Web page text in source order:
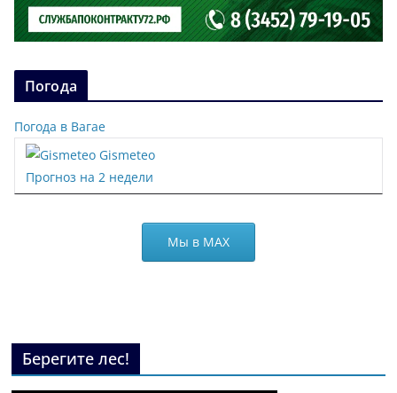
Погода
Погода в Вагае
Gismeteo
Прогноз на 2 недели
Мы в МАХ
Берегите лес!